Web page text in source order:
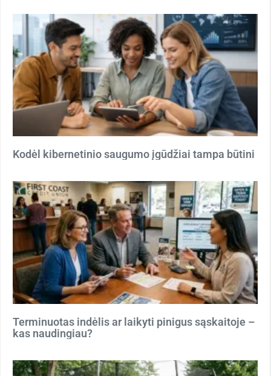
Kodėl kibernetinio saugumo įgūdžiai tampa būtini
Terminuotas indėlis ar laikyti pinigus sąskaitoje –
kas naudingiau?